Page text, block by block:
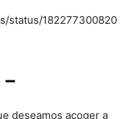
status/182277300820
–
deseamos acoger a